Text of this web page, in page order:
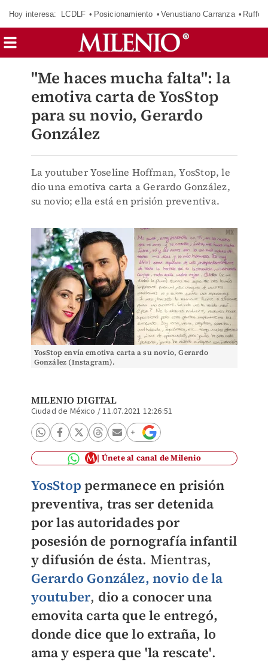
Hoy interesa: LCDLF Posicionamiento Venustiano Carranza Ruffo
"Me haces mucha falta": la
emotiva carta de YosStop
para su novio, Gerardo
González
La youtuber Yoseline Hoffman, YosStop, le
dio una emotiva carta a Gerardo González,
su novio; ella está en prisión preventiva.
YosStop envía emotiva carta a su novio, Gerardo
González (Instagram).
MILENIO DIGITAL
Ciudad de México /11.07.2021 12:26:51
Únete al canal de Milenio
YosStop permanece en prisión
preventiva, tras ser detenida
por las autoridades por
posesión de pornografía infantil
y difusión de ésta. Mientras,
Gerardo González, novio de la
youtuber, dio a conocer una
emovita carta que le entregó,
donde dice que lo extraña, lo
ama y espera que 'la rescate'.